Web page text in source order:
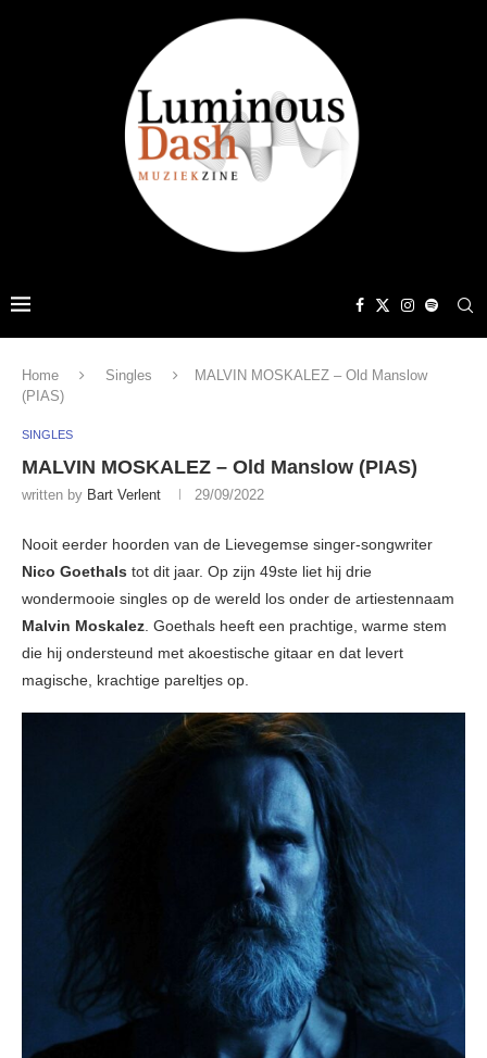
Home Singles
MALVIN MOSKALEZ – Old Manslow
(PIAS)
SINGLES
MALVIN MOSKALEZ – Old Manslow (PIAS)
written by Bart Verlent 29/09/2022
Nooit eerder hoorden van de Lievegemse singer-songwriter
Nico Goethals tot dit jaar. Op zijn 49ste liet hij drie
wondermooie singles op de wereld los onder de artiestennaam
Malvin Moskalez. Goethals heeft een prachtige, warme stem
die hij ondersteund met akoestische gitaar en dat levert
magische, krachtige pareltjes op.